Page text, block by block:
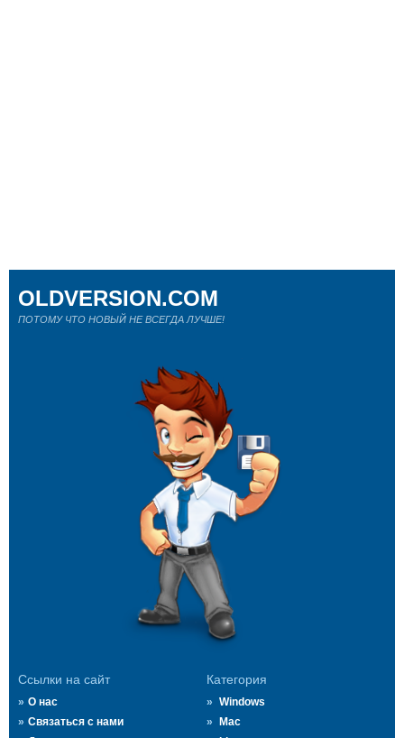
Ссылки на сайт
О нас
Связаться с нами
Категория
Windows
Mac
OLDVERSION.COM
ПОТОМУ ЧТО НОВЫЙ НЕ ВСЕГДА ЛУЧШЕ!